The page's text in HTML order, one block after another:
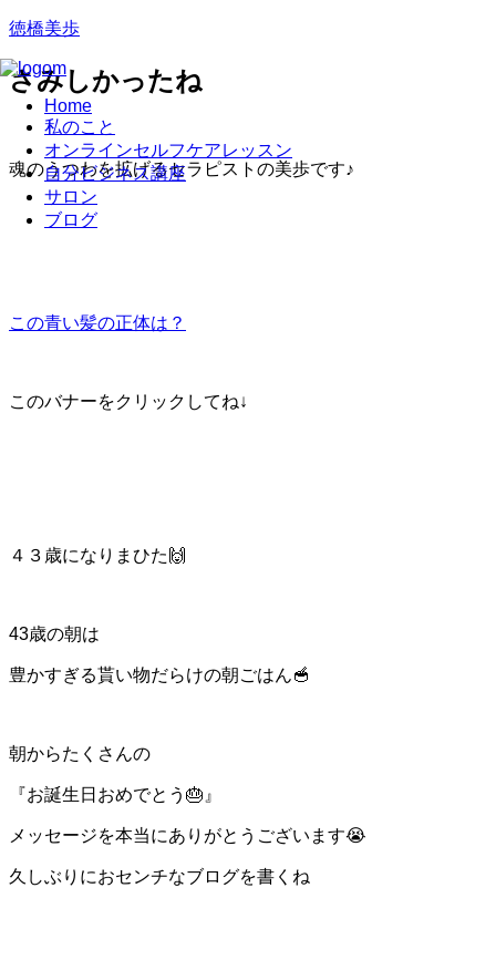
徳橋美歩
Home
私のこと
オンラインセルフケアレッスン
自分ビジネス講座
サロン
ブログ
さみしかったね
魂のうつわを拡げるセラピストの美歩です♪
この青い髪の正体は？
このバナーをクリックしてね↓
４３歳になりまひた🙌
43歳の朝は
豊かすぎる貰い物だらけの朝ごはん🥣
朝からたくさんの
『お誕生日おめでとう🎂』
メッセージを本当にありがとうございます😭
久しぶりにおセンチなブログを書くね